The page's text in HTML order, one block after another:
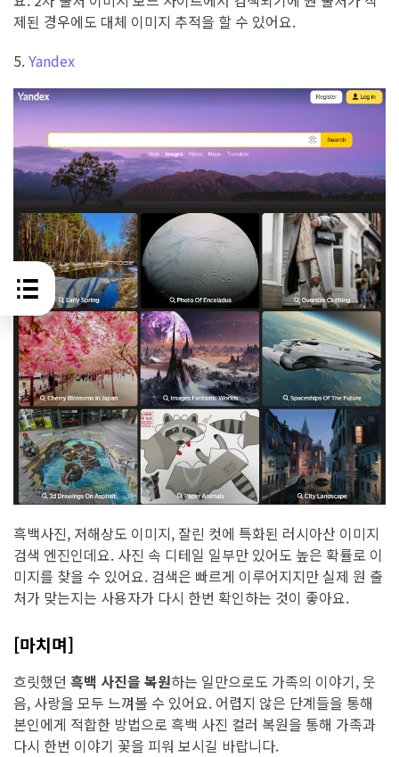
제된 경우에도 대체 이미지 추적을 할 수 있어요.
5.Yandex
흑백사진, 저해상도 이미지, 잘린 컷에 특화된 러시아산 이미지
검색 엔진인데요. 사진 속 디테일 일부만 있어도 높은 확률로 이
미지를 찾을 수 있어요. 검색은 빠르게 이루어지지만 실제 원 출
처가 맞는지는 사용자가 다시 한번 확인하는 것이 좋아요.
[마치며]
흐릿했던 흑백 사진을 복원하는 일만으로도 가족의 이야기, 웃
음, 사랑을 모두 느껴볼 수 있어요. 어렵지 않은 단계들을 통해
본인에게 적합한 방법으로 흑백 사진 컬러 복원을 통해 가족과
다시 한번 이야기 꽃을 피워 보시길 바랍니다.